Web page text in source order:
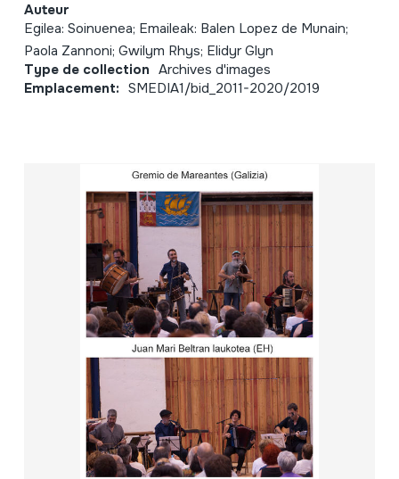
Auteur
Egilea: Soinuenea; Emaileak: Balen Lopez de Munain;
Paola Zannoni; Gwilym Rhys; Elidyr Glyn
Type de collection Archives d'images
Emplacement: SMEDIA1/bid_2011-2020/2019